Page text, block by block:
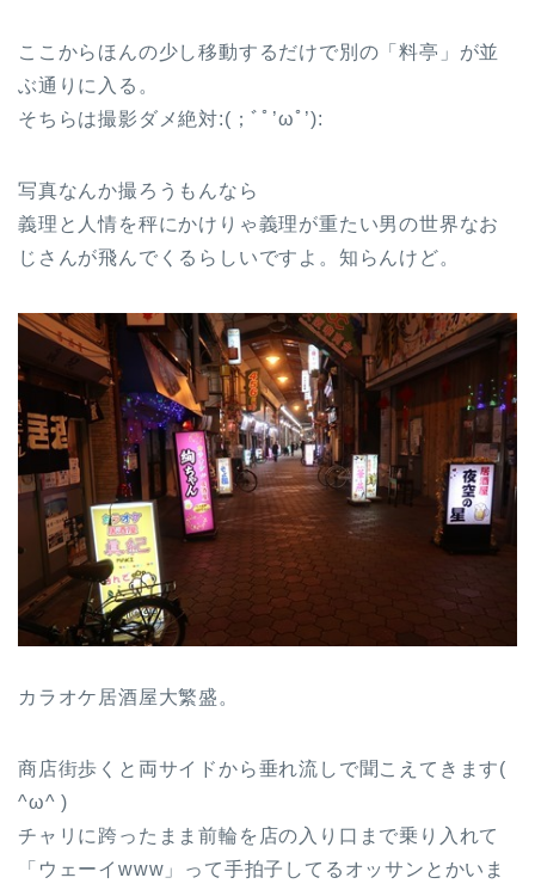
ここからほんの少し移動するだけで別の「料亭」が並
ぶ通りに入る。
そちらは撮影ダメ絶対:(；ﾞﾟ’ωﾟ’):
写真なんか撮ろうもんなら
義理と人情を秤にかけりゃ義理が重たい男の世界なお
じさんが飛んでくるらしいですよ。知らんけど。
カラオケ居酒屋大繁盛。
商店街歩くと両サイドから垂れ流しで聞こえてきます(
^ω^ )
チャリに跨ったまま前輪を店の入り口まで乗り入れて
「ウェーイwww」って手拍子してるオッサンとかいま